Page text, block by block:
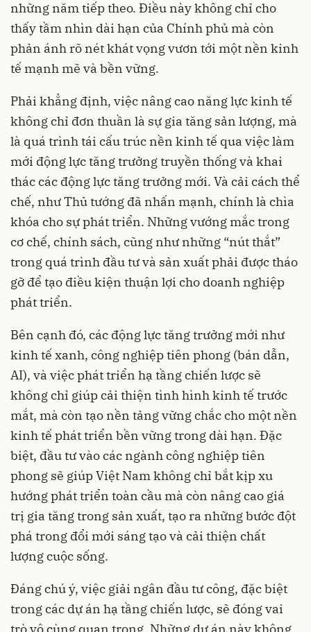
những năm tiếp theo. Điều này không chỉ cho
thấy tầm nhìn dài hạn của Chính phủ mà còn
phản ánh rõ nét khát vọng vươn tới một nền kinh
tế mạnh mẽ và bền vững.
Phải khẳng định, việc nâng cao năng lực kinh tế
không chỉ đơn thuần là sự gia tăng sản lượng, mà
là quá trình tái cấu trúc nền kinh tế qua việc làm
mới động lực tăng trưởng truyền thống và khai
thác các động lực tăng trưởng mới. Và cải cách thể
chế, như Thủ tướng đã nhấn mạnh, chính là chìa
khóa cho sự phát triển. Những vướng mắc trong
cơ chế, chính sách, cũng như những “nút thắt”
trong quá trình đầu tư và sản xuất phải được tháo
gỡ để tạo điều kiện thuận lợi cho doanh nghiệp
phát triển.
Bên cạnh đó, các động lực tăng trưởng mới như
kinh tế xanh, công nghiệp tiên phong (bán dẫn,
AI), và việc phát triển hạ tầng chiến lược sẽ
không chỉ giúp cải thiện tình hình kinh tế trước
mắt, mà còn tạo nền tảng vững chắc cho một nền
kinh tế phát triển bền vững trong dài hạn. Đặc
biệt, đầu tư vào các ngành công nghiệp tiên
phong sẽ giúp Việt Nam không chỉ bắt kịp xu
hướng phát triển toàn cầu mà còn nâng cao giá
trị gia tăng trong sản xuất, tạo ra những bước đột
phá trong đổi mới sáng tạo và cải thiện chất
lượng cuộc sống.
Đáng chú ý, việc giải ngân đầu tư công, đặc biệt
trong các dự án hạ tầng chiến lược, sẽ đóng vai